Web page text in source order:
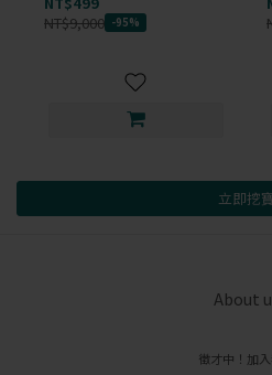
NT$9,000 -95%
立即挖
About
徵才中！加